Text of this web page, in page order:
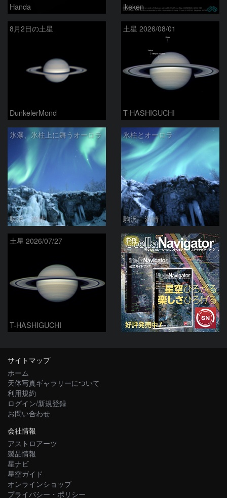
Handa ikeken
8月2日の土星
DunkelerMond
土星 2026/08/01
T-HASHIGUCHI
氷瀑、氷柱上に舞うオーロラ
駒沢 満晴
氷柱とオーロラ
駒沢 満晴
土星 2026/07/27
T-HASHIGUCHI
PR
サイトマップ
ホーム
天体写真ギャラリーについて
利用規約
ログイン/新規登録
お問い合わせ
会社情報
アストロアーツ
製品情報
星ナビ
星空ガイド
オンラインショップ
プライバシー・ポリシー